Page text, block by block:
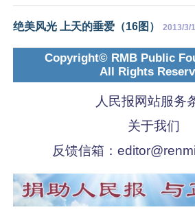
绝美风光 上天的垂爱（16图） 2013/3/
Copyright© RMB Public
All Rights
人民报网站服务
关于我们
反馈信箱：